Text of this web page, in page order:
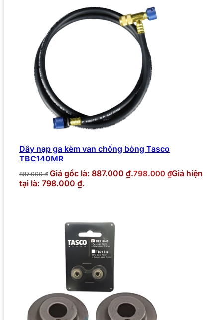
Dây nạp ga kèm van chống bỏng Tasco
TBC140MR
887.000₫ Giá gốc là: 887.000 ₫.798.000 ₫Giá hiện
tại là: 798.000 ₫.